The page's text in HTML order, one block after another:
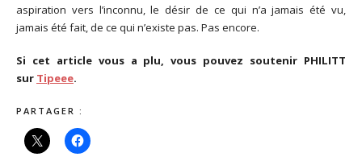
aspiration vers l’inconnu, le désir de ce qui n’a jamais été vu,
jamais été fait, de ce qui n’existe pas. Pas encore.
Si cet article vous a plu, vous pouvez soutenir PHILITT
sur Tipeee.
PARTAGER :